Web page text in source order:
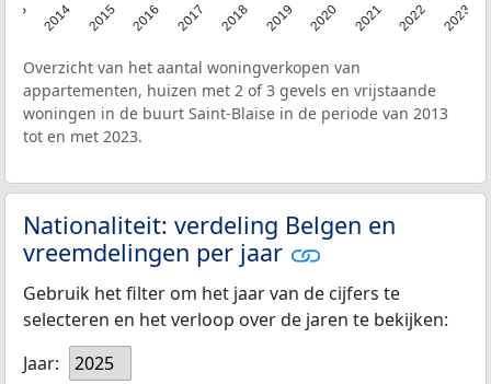
2014 2015 2016 2017 2018 2019 2020 2021 2022 2023
Overzicht van het aantal woningverkopen van
appartementen, huizen met 2 of 3 gevels en vrijstaande
woningen in de buurt Saint-Blaise in de periode van 2013
tot en met 2023.
Nationaliteit: verdeling Belgen en
vreemdelingen per jaar
Gebruik het filter om het jaar van de cijfers te
selecteren en het verloop over de jaren te bekijken:
Jaar:
2025